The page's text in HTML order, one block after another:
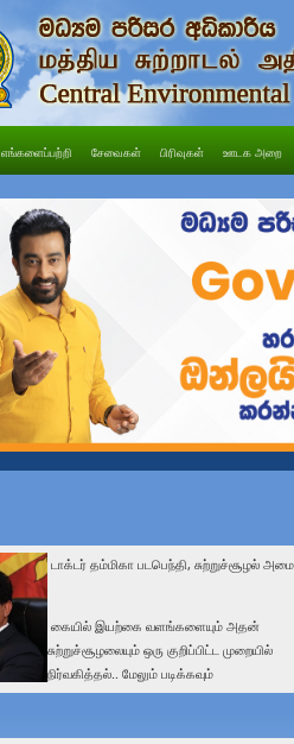
எங்களைப்பற்றி சேவைகள் பிரிவுகள் ஊடக அறை
டாக்டர் தம்மிகா படபெந்தி, சுற்றுச்சூழல்
கையில் இயற்கை வளங்களையும் அதன்
சுற்றுச்சூழலையும் ஒரு குறிப்பிட்ட முறையில்
நிர்வகித்தல்.. மேலும் படிக்கவும்